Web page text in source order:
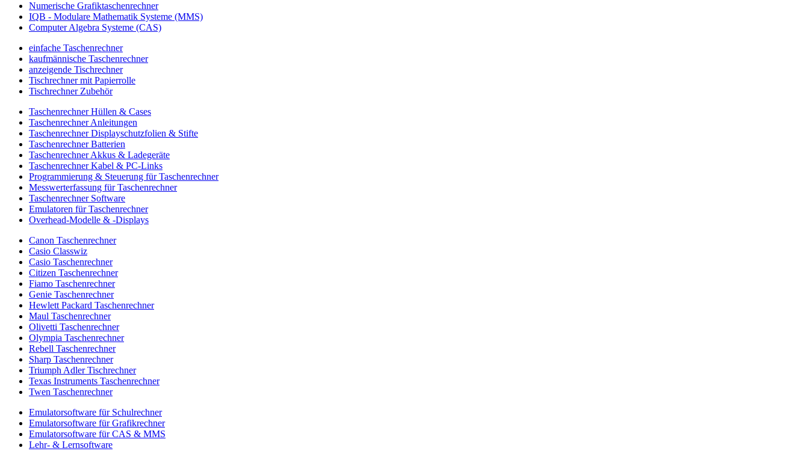
Numerische Grafiktaschenrechner
IQB - Modulare Mathematik Systeme (MMS)
Computer Algebra Systeme (CAS)
einfache Taschenrechner
kaufmännische Taschenrechner
anzeigende Tischrechner
Tischrechner mit Papierrolle
Tischrechner Zubehör
Taschenrechner Hüllen & Cases
Taschenrechner Anleitungen
Taschenrechner Displayschutzfolien & Stifte
Taschenrechner Batterien
Taschenrechner Akkus & Ladegeräte
Taschenrechner Kabel & PC-Links
Programmierung & Steuerung für Taschenrechner
Messwerterfassung für Taschenrechner
Taschenrechner Software
Emulatoren für Taschenrechner
Overhead-Modelle & -Displays
Canon Taschenrechner
Casio Classwiz
Casio Taschenrechner
Citizen Taschenrechner
Fiamo Taschenrechner
Genie Taschenrechner
Hewlett Packard Taschenrechner
Maul Taschenrechner
Olivetti Taschenrechner
Olympia Taschenrechner
Rebell Taschenrechner
Sharp Taschenrechner
Triumph Adler Tischrechner
Texas Instruments Taschenrechner
Twen Taschenrechner
Emulatorsoftware für Schulrechner
Emulatorsoftware für Grafikrechner
Emulatorsoftware für CAS & MMS
Lehr- & Lernsoftware